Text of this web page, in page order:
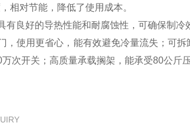
相对节能，降低了使用成本。
有良好的导热性能和耐腐蚀性，可确保制冷
，使用更省心，能有效避免冷量流失；可
次开关；高质量承载搁架，能承受80公斤